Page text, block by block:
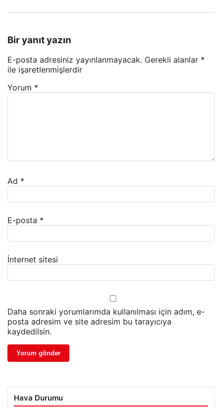
Bir yanıt yazın
E-posta adresiniz yayınlanmayacak. Gerekli alanlar *
ile işaretlenmişlerdir
Yorum *
Ad *
E-posta *
İnternet sitesi
Daha sonraki yorumlarımda kullanılması için adım, e-
posta adresim ve site adresim bu tarayıcıya
kaydedilsin.
Hava Durumu